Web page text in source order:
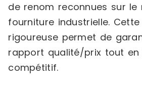
de renom reconnues sur le
fourniture industrielle.
rigoureuse permet de
rapport qualité/prix tout en
compétitif.